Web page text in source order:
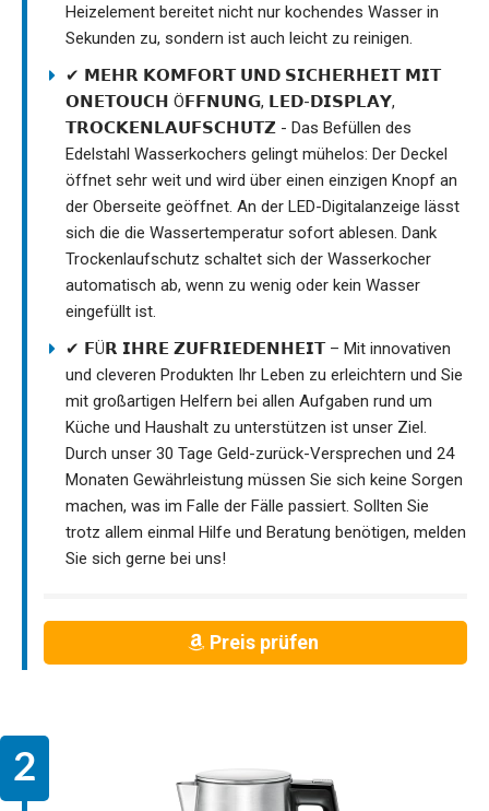
Heizelement bereitet nicht nur kochendes Wasser in
Sekunden zu, sondern ist auch leicht zu reinigen.
✔ 𝗠𝗘𝗛𝗥 𝗞𝗢𝗠𝗙𝗢𝗥𝗧 𝗨𝗡𝗗 𝗦𝗜𝗖𝗛𝗘𝗥𝗛𝗘𝗜𝗧 𝗠𝗜𝗧
𝗢𝗡𝗘𝗧𝗢𝗨𝗖𝗛 Ö𝗙𝗙𝗡𝗨𝗡𝗚, 𝗟𝗘𝗗-𝗗𝗜𝗦𝗣𝗟𝗔𝗬,
𝗧𝗥𝗢𝗖𝗞𝗘𝗡𝗟𝗔𝗨𝗙𝗦𝗖𝗛𝗨𝗧𝗭 - Das Befüllen des
Edelstahl Wasserkochers gelingt mühelos: Der Deckel
öffnet sehr weit und wird über einen einzigen Knopf an
der Oberseite geöffnet. An der LED-Digitalanzeige lässt
sich die die Wassertemperatur sofort ablesen. Dank
Trockenlaufschutz schaltet sich der Wasserkocher
automatisch ab, wenn zu wenig oder kein Wasser
eingefüllt ist.
✔ 𝗙Ü𝗥 𝗜𝗛𝗥𝗘 𝗭𝗨𝗙𝗥𝗜𝗘𝗗𝗘𝗡𝗛𝗘𝗜𝗧 – Mit innovativen
und cleveren Produkten Ihr Leben zu erleichtern und Sie
mit großartigen Helfern bei allen Aufgaben rund um
Küche und Haushalt zu unterstützen ist unser Ziel.
Durch unser 30 Tage Geld-zurück-Versprechen und 24
Monaten Gewährleistung müssen Sie sich keine Sorgen
machen, was im Falle der Fälle passiert. Sollten Sie
trotz allem einmal Hilfe und Beratung benötigen, melden
Sie sich gerne bei uns!
Preis prüfen